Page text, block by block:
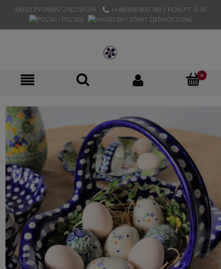
MASZ PYTANIA? ZADZWOŃ! (+48) 690 800 780 | PON-PT. 9-16